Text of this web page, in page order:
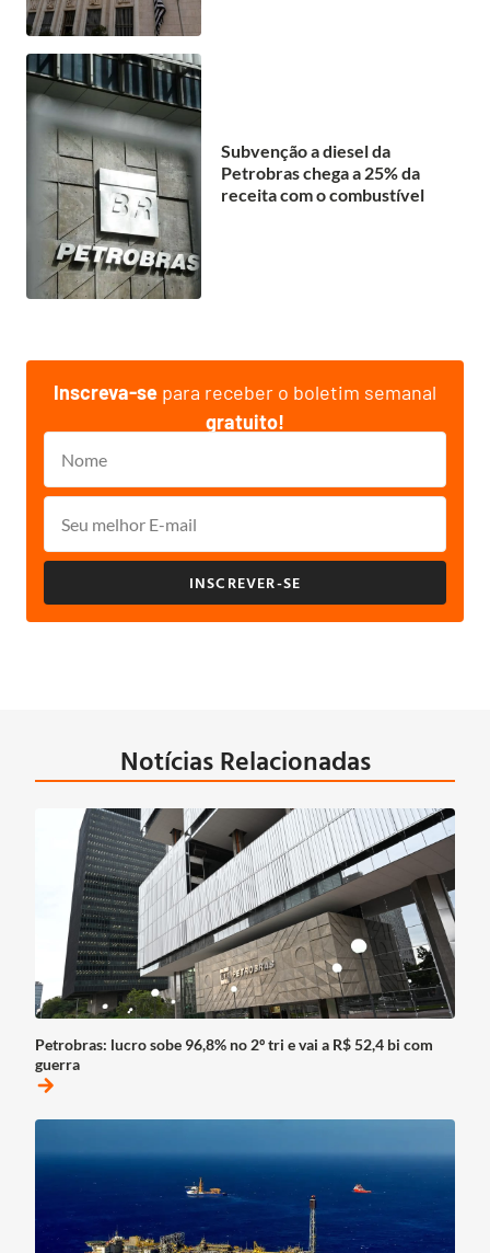
Subvenção a diesel da
Petrobras chega a 25% da
receita com o combustível
Inscreva-se para receber o boletim semanal
gratuito!
INSCREVER-SE
Notícias Relacionadas
Petrobras: lucro sobe 96,8% no 2º tri e vai a R$ 52,4 bi com
guerra
arrow_forward